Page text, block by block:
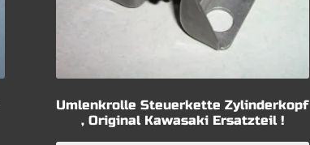
Umlenkrolle Steuerkette Zylinderkopf
, Original Kawasaki Ersatzteil !